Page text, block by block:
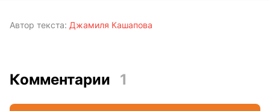
Автор текста: Джамиля Кашапова
Комментарии 1